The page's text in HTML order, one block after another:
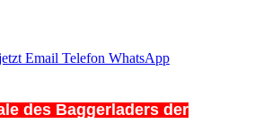
Email Telefon WhatsApp
des Baggerladers der